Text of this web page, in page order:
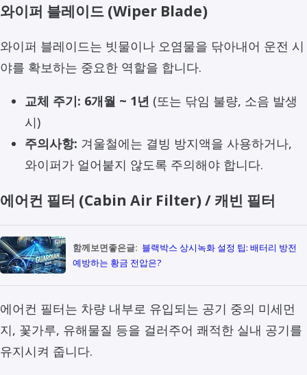
와이퍼 블레이드 (Wiper Blade)
와이퍼 블레이드는 빗물이나 오염물을 닦아내어 운전 시
야를 확보하는 중요한 역할을 합니다.
교체 주기: 6개월 ~ 1년 (또는 닦임 불량, 소음 발생
시)
주의사항: 겨울철에는 결빙 방지액을 사용하거나,
와이퍼가 얼어붙지 않도록 주의해야 합니다.
에어컨 필터 (Cabin Air Filter) / 캐빈 필터
함께보면좋은글: 블랙박스 상시녹화 설정 팁: 배터리 방전
예방하는 황금 전압은?
에어컨 필터는 차량 내부로 유입되는 공기 중의 미세먼
지, 꽃가루, 유해물질 등을 걸러주어 쾌적한 실내 공기를
유지시켜 줍니다.